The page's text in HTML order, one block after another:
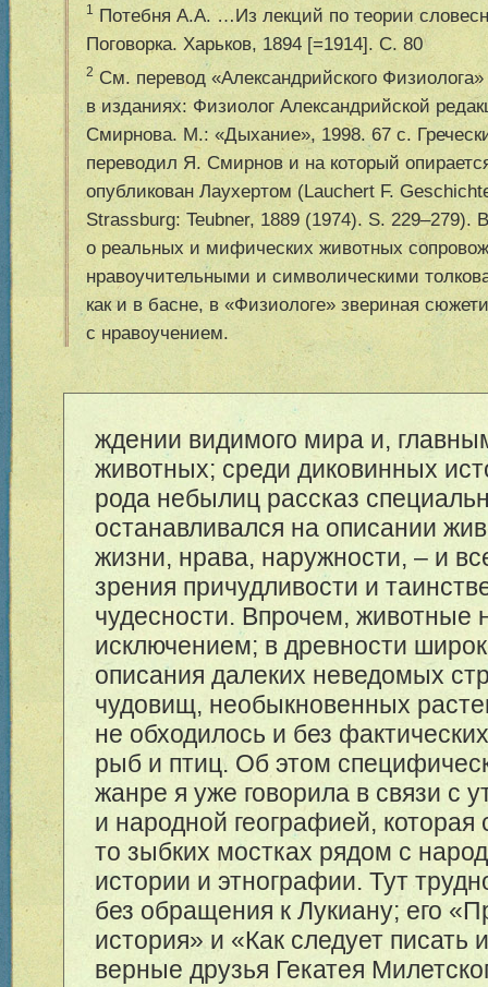
1 Потебня А.А. …Из лекций по теории
Поговорка. Харьков, 1894 [=1914]. С. 80
2 См. перевод «Александрийского
в изданиях: Физиолог Александрийской
Смирнова. М.: «Дыхание», 1998. 67 с.
переводил Я. Смирнов и на который
опубликован Лаухертом (Lauchert F.
Strassburg: Teubner, 1889 (1974). S. 229–279).
о реальных и мифических животных
нравоучительными и символическими
как и в басне, в «Физиологе» звериная
с нравоучением.
ждении видимого мира и,
животных; среди диковинных
рода небылиц рассказ
останавливался на описании
жизни, нрава, наружности, – и
зрения причудливости и
чудесности. Впрочем, животные
исключением; в древности
описания далеких неведомых
чудовищ, необыкновенных
не обходилось и без
рыб и птиц. Об этом
жанре я уже говорила в связи с
и народной географией, которая
то зыбких мостках рядом с
истории и этнографии. Тут
без обращения к Лукиану; его
история» и «Как следует писать
верные друзья Гекатея